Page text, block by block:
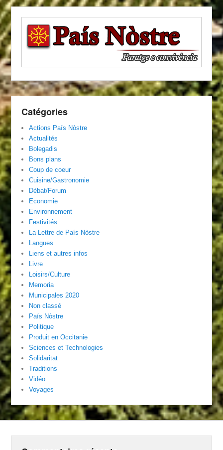
Catégories
Actions País Nòstre
Actualités
Bolegadis
Bons plans
Coup de coeur
Cuisine/Gastronomie
Débat/Forum
Economie
Environnement
Festivités
La Lettre de País Nòstre
Langues
Liens et autres infos
Livre
Loisirs/Culture
Memoria
Municipales 2020
Non classé
País Nòstre
Politique
Produit en Occitanie
Sciences et Technologies
Solidaritat
Traditions
Vidéo
Voyages